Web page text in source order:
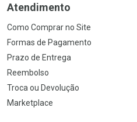
Atendimento
Como Comprar no Site
Formas de Pagamento
Prazo de Entrega
Reembolso
Troca ou Devolução
Marketplace